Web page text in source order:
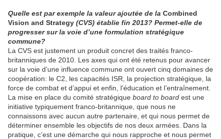
Quelle est par exemple la valeur ajoutée de la Combined
Vision and Strategy (CVS) établie fin 2013? Permet-elle de
progresser sur la voie d’une formulation stratégique
commune?
La CVS est justement un produit concret des traités franco-
britanniques de 2010. Les axes qui ont été retenus pour avancer
sur la voie d’une influence commune ont ouvert cinq domaines de
coopération: le C2, les capacités ISR, la projection stratégique, la
force de combat et d’appui et enfin, l’éducation et l’entraînement.
La mise en place du comité stratégique board to board est une
initiative typiquement franco-britannique, que nous ne
connaissons avec aucun autre partenaire, et qui nous permet de
déterminer ensemble les objectifs de nos deux armées. Dans la
pratique, c’est une démarche qui nous rapproche et nous permet